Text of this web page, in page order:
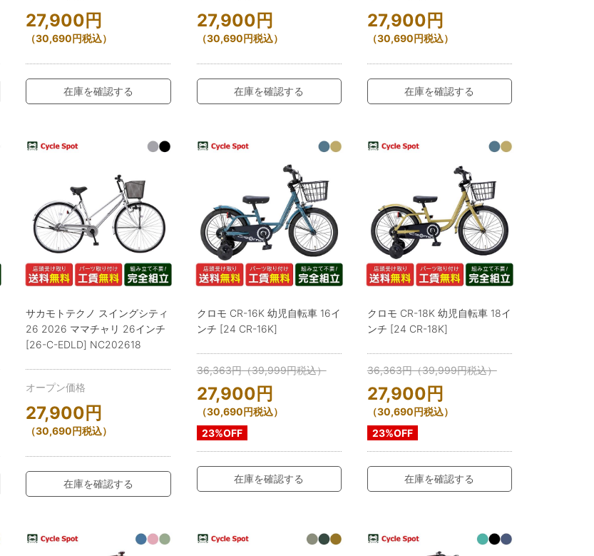
27,900 円
（30,690円税込）
在庫を確認する
27,900 円
（30,690円税込）
在庫を確認する
27,900 円
（30,690円税込）
在庫を確認する
サカモトテクノ スイングシティ
26 2026 ママチャリ 26インチ
[26-C-EDLD] NC202618
オープン価格
27,900 円
（30,690円税込）
在庫を確認する
クロモ CR-16K 幼児自転車 16イ
ンチ [24 CR-16K]
36,363円（39,999円税込）
27,900 円
（30,690円税込）
23%OFF
在庫を確認する
クロモ CR-18K 幼児自転車 18イ
ンチ [24 CR-18K]
36,363円（39,999円税込）
27,900 円
（30,690円税込）
23%OFF
在庫を確認する